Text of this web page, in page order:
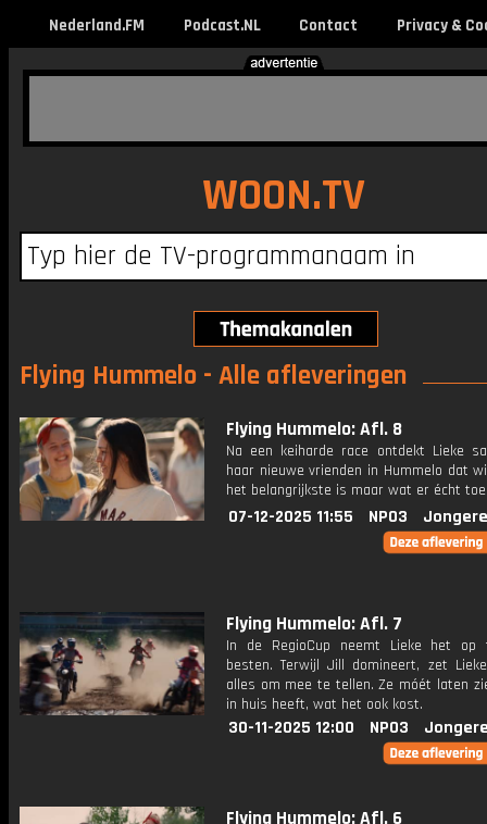
Nederland.FM Podcast.NL Contact Privacy &
WOON.TV
Flying Hummelo - Alle afleveringen
Flying Hummelo: Afl. 8
Na een keiharde race ontdekt Lieke
haar nieuwe vrienden in Hummelo dat
het belangrijkste is maar wat er écht
07-12-2025 11:55 NPO3
Flying Hummelo: Afl. 7
In de RegioCup neemt Lieke het op
besten. Terwijl Jill domineert, zet
alles om mee te tellen. Ze móét laten
in huis heeft, wat het ook kost.
30-11-2025 12:00 NPO3
Flying Hummelo: Afl. 6